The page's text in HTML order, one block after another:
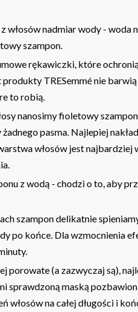
włosów nadmiar wody - woda
szampon.
rękawiczki, które
TRESemmé nie
to robią.
nanosimy fioletowy
pasma. Najlepiej
włosów jest najbardziej
z wodą - chodzi o to, aby
szampon delikatnie
po końce. Dla wzmocnienia
porowate (a zazwyczaj są),
sprawdzoną maską
włosów na całej długości i